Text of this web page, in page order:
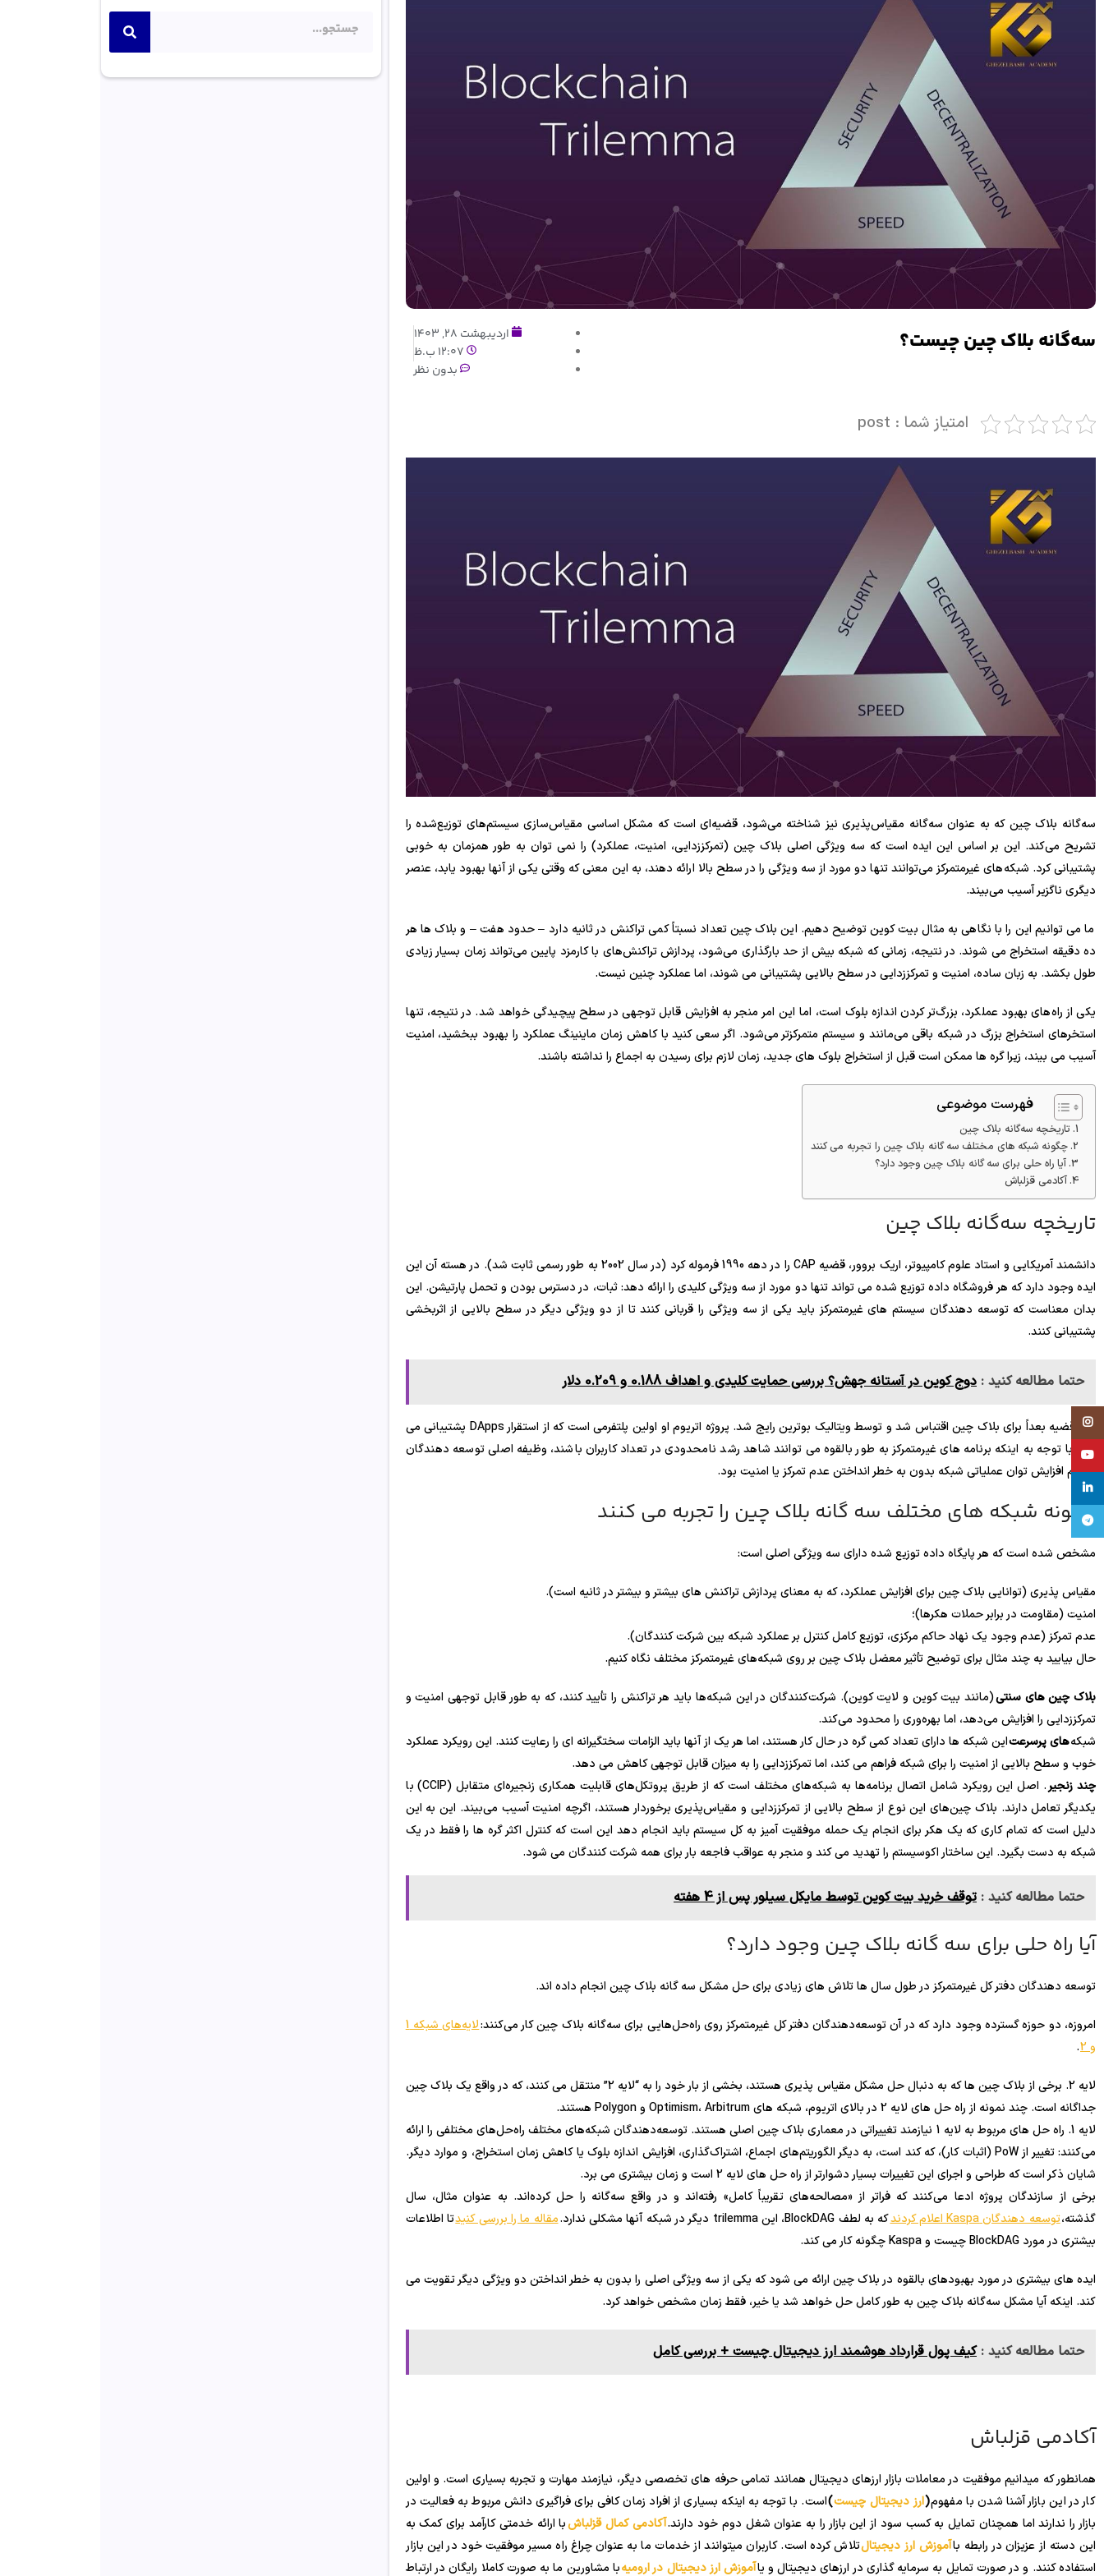
سه‌گانه بلاک چین چیست؟
اردیبهشت 28, 1403
12:07 ب.ظ
بدون نظر
امتیاز شما : post
سه‌گانه بلاک چین که به عنوان سه‌گانه مقیاس‌پذیری نیز شناخته می‌شود، قضیه‌ای است که مشکل اساسی مقیاس‌سازی سیستم‌های توزیع‌شده را
تشریح می‌کند. این بر اساس این ایده است که سه ویژگی اصلی بلاک چین (تمرکززدایی، امنیت، عملکرد) را نمی توان به طور همزمان به خوبی
پشتیبانی کرد. شبکه‌های غیرمتمرکز می‌توانند تنها دو مورد از سه ویژگی را در سطح بالا ارائه دهند، به این معنی که وقتی یکی از آنها بهبود یابد، عنصر
دیگری ناگزیر آسیب می‌بیند.
ما می توانیم این را با نگاهی به مثال بیت کوین توضیح دهیم. این بلاک چین تعداد نسبتاً کمی تراکنش در ثانیه دارد – حدود هفت – و بلاک ها هر
ده دقیقه استخراج می شوند. در نتیجه، زمانی که شبکه بیش از حد بارگذاری می‌شود، پردازش تراکنش‌های با کارمزد پایین می‌تواند زمان بسیار زیادی
طول بکشد. به زبان ساده، امنیت و تمرکززدایی در سطح بالایی پشتیبانی می شوند، اما عملکرد چنین نیست.
یکی از راه‌های بهبود عملکرد، بزرگ‌تر کردن اندازه بلوک است، اما این امر منجر به افزایش قابل توجهی در سطح پیچیدگی خواهد شد. در نتیجه، تنها
استخرهای استخراج بزرگ در شبکه باقی می‌مانند و سیستم متمرکزتر می‌شود. اگر سعی کنید با کاهش زمان ماینینگ عملکرد را بهبود ببخشید، امنیت
آسیب می بیند، زیرا گره ها ممکن است قبل از استخراج بلوک های جدید، زمان لازم برای رسیدن به اجماع را نداشته باشند.
فهرست موضوعی
تاریخچه سه‌گانه بلاک چین
چگونه شبکه های مختلف سه گانه بلاک چین را تجربه می کنند
آیا راه حلی برای سه گانه بلاک چین وجود دارد؟
آکادمی قزلباش
تاریخچه سه‌گانه بلاک چین
دانشمند آمریکایی و استاد علوم کامپیوتر، اریک بروور، قضیه CAP را در دهه 1990 فرموله کرد (در سال 2002 به طور رسمی ثابت شد). در هسته آن این
ایده وجود دارد که هر فروشگاه داده توزیع شده می تواند تنها دو مورد از سه ویژگی کلیدی را ارائه دهد: ثبات، در دسترس بودن و تحمل پارتیشن. این
بدان معناست که توسعه دهندگان سیستم های غیرمتمرکز باید یکی از سه ویژگی را قربانی کنند تا از دو ویژگی دیگر در سطح بالایی از اثربخشی
پشتیبانی کنند.
حتما مطالعه کنید : دوج کوین در آستانه جهش؟ بررسی حمایت کلیدی و اهداف 0.188 و 0.209 دلار
این قضیه بعداً برای بلاک چین اقتباس شد و توسط ویتالیک بوترین رایج شد. پروژه اتریوم او اولین پلتفرمی است که از استقرار DApps پشتیبانی می
کند. با توجه به اینکه برنامه های غیرمتمرکز به طور بالقوه می توانند شاهد رشد نامحدودی در تعداد کاربران باشند، وظیفه اصلی توسعه دهندگان
اتریوم افزایش توان عملیاتی شبکه بدون به خطر انداختن عدم تمرکز یا امنیت بود.
چگونه شبکه های مختلف سه گانه بلاک چین را تجربه می کنند
مشخص شده است که هر پایگاه داده توزیع شده دارای سه ویژگی اصلی است:
مقیاس پذیری (توانایی بلاک چین برای افزایش عملکرد، که به معنای پردازش تراکنش های بیشتر و بیشتر در ثانیه است).
امنیت (مقاومت در برابر حملات هکرها)؛
عدم تمرکز (عدم وجود یک نهاد حاکم مرکزی، توزیع کامل کنترل بر عملکرد شبکه بین شرکت کنندگان).
حال بیایید به چند مثال برای توضیح تأثیر معضل بلاک چین بر روی شبکه‌های غیرمتمرکز مختلف نگاه کنیم.
بلاک چین های سنتی(مانند بیت کوین و لایت کوین). شرکت‌کنندگان در این شبکه‌ها باید هر تراکنش را تأیید کنند، که به طور قابل توجهی امنیت و
تمرکززدایی را افزایش می‌دهد، اما بهره‌وری را محدود می‌کند.
شبکههای پرسرعتاین شبکه ها دارای تعداد کمی گره در حال کار هستند، اما هر یک از آنها باید الزامات سختگیرانه ای را رعایت کنند. این رویکرد عملکرد
خوب و سطح بالایی از امنیت را برای شبکه فراهم می کند، اما تمرکززدایی را به میزان قابل توجهی کاهش می دهد.
چند زنجیر
. اصل این رویکرد شامل اتصال برنامه‌ها به شبکه‌های مختلف است که از طریق پروتکل‌های قابلیت همکاری زنجیره‌ای متقابل (CCIP) با
یکدیگر تعامل دارند. بلاک چین‌های این نوع از سطح بالایی از تمرکززدایی و مقیاس‌پذیری برخوردار هستند، اگرچه امنیت آسیب می‌بیند. این به این
دلیل است که تمام کاری که یک هکر برای انجام یک حمله موفقیت آمیز به کل سیستم باید انجام دهد این است که کنترل اکثر گره ها را فقط در یک
شبکه به دست بگیرد. این ساختار اکوسیستم را تهدید می کند و منجر به عواقب فاجعه بار برای همه شرکت کنندگان می شود.
حتما مطالعه کنید : توقف خرید بیت کوین توسط مایکل سیلور پس از 4 هفته
آیا راه حلی برای سه گانه بلاک چین وجود دارد؟
توسعه دهندگان دفتر کل غیرمتمرکز در طول سال ها تلاش های زیادی برای حل مشکل سه گانه بلاک چین انجام داده اند.
امروزه، دو حوزه گسترده وجود دارد که در آن توسعه‌دهندگان دفتر کل غیرمتمرکز روی راه‌حل‌هایی برای سه‌گانه بلاک چین کار می‌کنند:
لایه‌های شبکه 1
و 2 .
لایه 2. برخی از بلاک چین ها که به دنبال حل مشکل مقیاس پذیری هستند، بخشی از بار خود را به “لایه 2” منتقل می کنند، که در واقع یک بلاک چین
جداگانه است. چند نمونه از راه حل های لایه 2 در بالای اتریوم، شبکه های Optimism، Arbitrum و Polygon هستند.
لایه 1. راه حل های مربوط به لایه 1 نیازمند تغییراتی در معماری بلاک چین اصلی هستند. توسعه‌دهندگان شبکه‌های مختلف راه‌حل‌های مختلفی را ارائه
می‌کنند: تغییر از PoW (اثبات کار)، که کند است، به دیگر الگوریتم‌های اجماع، اشتراک‌گذاری، افزایش اندازه بلوک یا کاهش زمان استخراج، و موارد دیگر.
شایان ذکر است که طراحی و اجرای این تغییرات بسیار دشوارتر از راه حل های لایه 2 است و زمان بیشتری می برد.
برخی از سازندگان پروژه ادعا می‌کنند که فراتر از «مصالحه‌های تقریباً کامل» رفته‌اند و در واقع سه‌گانه را حل کرده‌اند. به عنوان مثال، سال
گذشته،توسعه دهندگان Kaspa اعلام کردند که به لطف BlockDAG، این trilemma دیگر در شبکه آنها مشکلی ندارد. مقاله ما را بررسی کنیدتا اطلاعات
بیشتری در مورد BlockDAG چیست و Kaspa چگونه کار می کند.
ایده های بیشتری در مورد بهبودهای بالقوه در بلاک چین ارائه می شود که یکی از سه ویژگی اصلی را بدون به خطر انداختن دو ویژگی دیگر تقویت می
کند. اینکه آیا مشکل سه‌گانه بلاک چین به طور کامل حل خواهد شد یا خیر، فقط زمان مشخص خواهد کرد.
حتما مطالعه کنید : کیف پول قرارداد هوشمند ارز دیجیتال چیست + بررسی کامل
آکادمی قزلباش
همانطور که میدانیم موفقیت در معاملات بازار ارزهای دیجیتال همانند تمامی حرفه های تخصصی دیگر، نیازمند مهارت و تجربه بسیاری است. و اولین
کار در این بازار آشنا شدن با مفهوم(ارز دیجیتال چیست)است. با توجه به اینکه بسیاری از افراد زمان کافی برای فراگیری دانش مربوط به فعالیت در
بازار را ندارند اما همچنان تمایل به کسب سود از این بازار را به عنوان شغل دوم خود دارند.آکادمی کمال قزلباشبا ارائه خدمتی کارآمد برای کمک به
این دسته از عزیزان در رابطه باآموزش ارز دیجیتالتلاش کرده است. کاربران میتوانند از خدمات ما به عنوان چراغ راه مسیر موفقیت خود در این بازار
استفاده کنند. و در صورت تمایل به سرمایه گذاری در ارزهای دیجیتال و یاآموزش ارز دیجیتال در ارومیهبا مشاورین ما به صورت کاملا رایگان در ارتباط
Instagram
YouTube
تلگرام